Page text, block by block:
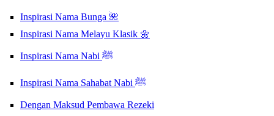
Inspirasi Nama Bunga 🌺
Inspirasi Nama Melayu Klasik 🌼
Inspirasi Nama Nabi ﷺ
Inspirasi Nama Sahabat Nabi ﷺ
Dengan Maksud Pembawa Rezeki